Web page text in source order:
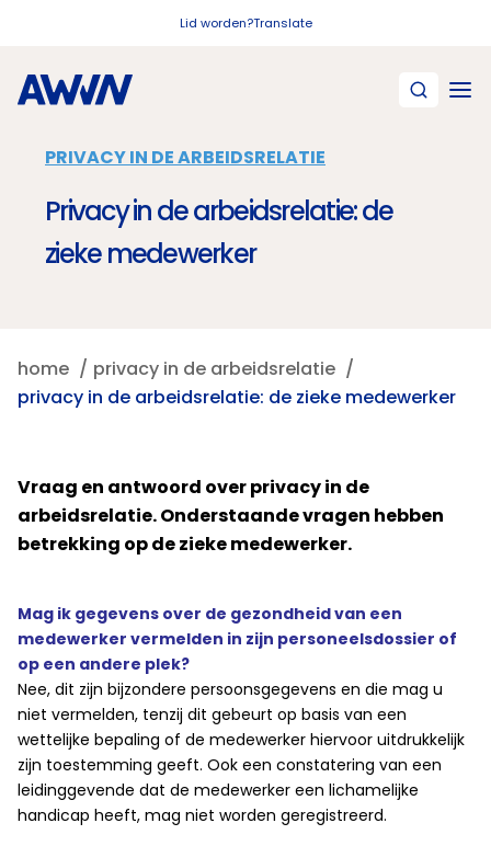
Lid worden?Translate
PRIVACY IN DE ARBEIDSRELATIE
Privacy in de arbeidsrelatie: de
zieke medewerker
home
privacy in de arbeidsrelatie
privacy in de arbeidsrelatie: de zieke medewerker
Vraag en antwoord over privacy in de
arbeidsrelatie. Onderstaande vragen hebben
betrekking op de zieke medewerker.
Mag ik gegevens over de gezondheid van een
medewerker vermelden in zijn personeelsdossier of
op een andere plek?
Nee, dit zijn bijzondere persoonsgegevens en die mag u
niet vermelden, tenzij dit gebeurt op basis van een
wettelijke bepaling of de medewerker hiervoor uitdrukkelijk
zijn toestemming geeft. Ook een constatering van een
leidinggevende dat de medewerker een lichamelijke
handicap heeft, mag niet worden geregistreerd.